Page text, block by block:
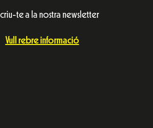
te a la nostra newsletter
Vull rebre informació